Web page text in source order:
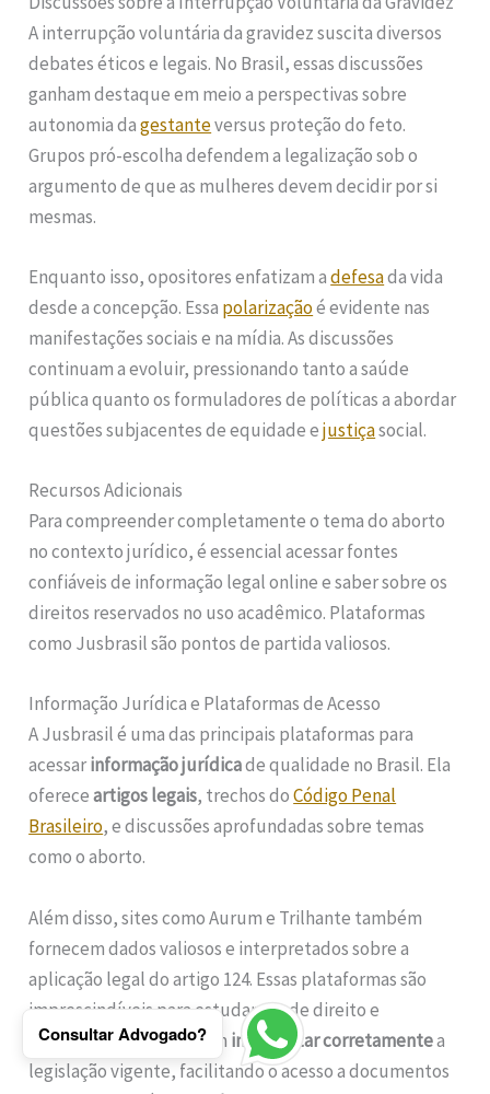
A interrupção voluntária da gravidez suscita diversos
debates éticos e legais. No Brasil, essas discussões
ganham destaque em meio a perspectivas sobre
autonomia dagestanteversus proteção do feto.
Grupos pró-escolha defendem a legalização sob o
argumento de que as mulheres devem decidir por si
mesmas.
Enquanto isso, opositores enfatizam adefesada vida
desde a concepção. Essa polarizaçãoé evidente nas
manifestações sociais e na mídia. As discussões
continuam a evoluir, pressionando tanto a saúde
pública quanto os formuladores de políticas a abordar
questões subjacentes de equidade ejustiçasocial.
Recursos Adicionais
Para compreender completamente o tema do aborto
no contexto jurídico, é essencial acessar fontes
confiáveis de informação legal online e saber sobre os
direitos reservados no uso acadêmico. Plataformas
como Jusbrasil são pontos de partida valiosos.
Informação Jurídica e Plataformas de Acesso
A Jusbrasil é uma das principais plataformas para
acessarinformação jurídicade qualidade no Brasil. Ela
ofereceartigos legais, trechos doCódigo Penal
Brasileiro, e discussões aprofundadas sobre temas
como o aborto.
Além disso, sites como Aurum e Trilhante também
fornecem dados valiosos e interpretados sobre a
aplicação legal do artigo 124. Essas plataformas são
imprescindíveis para estudantes de direito e
profissionais que buscam interpretar corretamentea
legislação vigente, facilitando o acesso a documentos
Consultar Advogado?